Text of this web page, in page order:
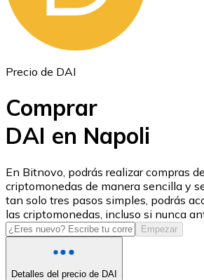
USD Coin
USDC
Precio de DAI
Comprar
DAI en Napoli
En Bitnovo, podrás realizar compras
criptomonedas de manera sencilla y
tan solo tres pasos simples, podrás
las criptomonedas, incluso si nunca
Empezar
Detalles del precio de DAI